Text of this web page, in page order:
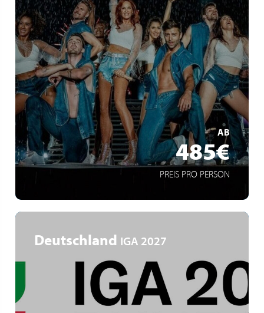
AB
485€
PREIS PRO PERSON
Köln
Arenatour
Spektakuläre Liveshow
MEHR ERFAHREN
Deutschland IGA 2027